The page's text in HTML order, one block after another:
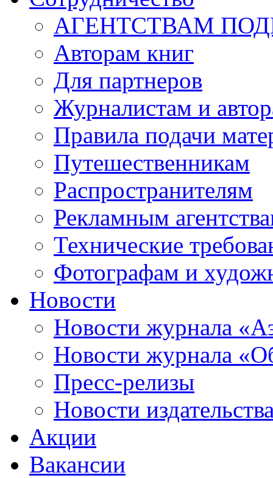
АГЕНТСТВАМ
Авторам книг
Для партнеров
Журналистам и
Правила подачи
Путешественникам
Распространителям
Рекламным
Технические
Фотографам и
Новости
Новости журнала
Новости журнала
Пресс-релизы
Новости
Акции
Вакансии